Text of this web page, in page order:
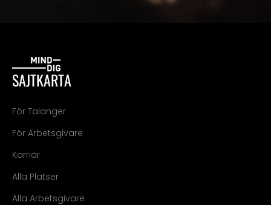
SAJTKARTA
För Talanger
För Arbetsgivare
Karriär
Alla Platser
Alla Arbetsgivare